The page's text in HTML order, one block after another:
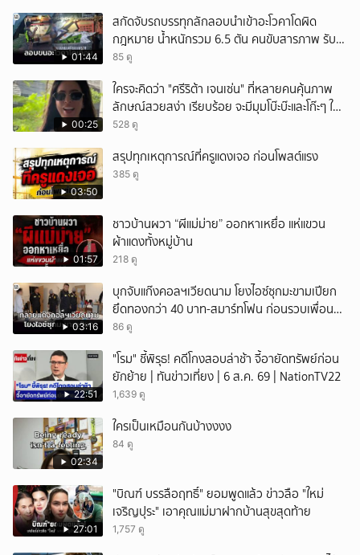
01:44
สกัดจับรถบรรทุกลักลอบนำเข้าอะโวคาโดผิด
กฎหมาย น้ำหนักรวม 6.5 ตัน คนขับสารภาพ รับ
ค่าจ้างเที่ยวละ 5,000 บาท
85 ดู
00:25
ใครจะคิดว่า "ศรีริต้า เจนเซ่น" ที่หลายคนคุ้นภาพ
ลักษณ์สวยสง่า เรียบร้อย จะมีมุมโบ๊ะบ๊ะและโก๊ะๆ ให้
ได้อมยิ้มเหมือนกัน งานนี้ทำเอาแฟนๆ ทั้งเอ็นดูทั้ง
528 ดู
03:50
สรุปทุกเหตุการณ์ที่ครูแดงเจอ ก่อนโพสต์แรง
385 ดู
01:57
ชาวบ้านผวา “ผีแม่ม่าย” ออกหาเหยื่อ แห่แขวน
ผ้าแดงทั้งหมู่บ้าน
218 ดู
03:16
บุกจับแก๊งคอลฯเวียดนาม โยงไอซ์ซุกมะขามเปียก
ยึดทองกว่า 40 บาท-สมาร์ทโฟน ก่อนรวบเพื่อน
ร่วมทีมหอบเงิน 1.5 แสนติดสินบนคาโรงพัก
86 ดู
22:51
"โรม" ชี้พิรุธ! คดีโกงสอบล่าช้า จี้อายัดทรัพย์ก่อน
ยักย้าย | ทันข่าวเที่ยง | 6 ส.ค. 69 | NationTV22
1,639 ดู
02:34
ใครเป็นเหมือนกันบ้างงงง
84 ดู
27:01
"บิณฑ์ บรรลือฤทธิ์" ยอมพูดแล้ว ข่าวลือ "ใหม่
เจริญปุระ" เอาคุณแม่มาฝากบ้านสุขสุดท้าย
1,757 ดู